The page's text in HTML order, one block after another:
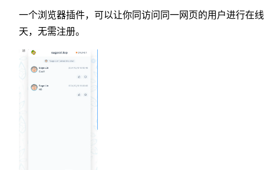
一个浏览器插件，可以让你同访问同一网页的用户进行在
天，无需注册。